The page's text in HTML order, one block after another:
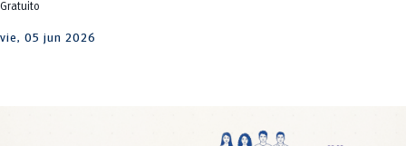
Gratuito
vie, 05 jun 2026